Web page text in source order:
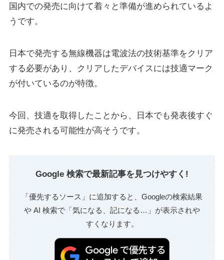
国内での発売に向けて着々と準備が進められているよ
うです。
日本で発売する無線機器は電波法の技術基準をクリア
する必要があり、クリアしたデバイスには技適マーク
が付いているのが特徴。
今回、技適を取得したことから、日本でも発表後すぐ
に発売される可能性が高そうです。
Google 検索で最新記事を見つけやすく!
「優先するソース」に追加すると、Googleの検索結果
や AI 検索で「気になる、記になる…」が表示されや
すくなります。